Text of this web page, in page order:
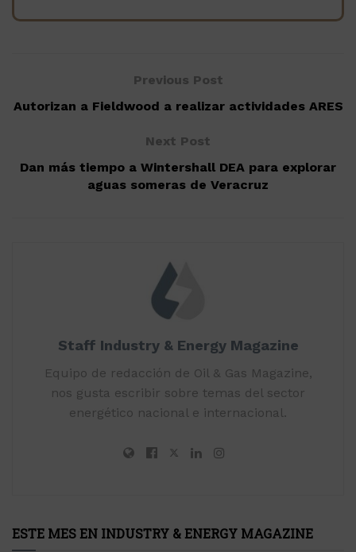
Previous Post
Autorizan a Fieldwood a realizar actividades ARES
Next Post
Dan más tiempo a Wintershall DEA para explorar
aguas someras de Veracruz
Staff Industry & Energy Magazine
Equipo de redacción de Oil & Gas Magazine,
nos gusta escribir sobre temas del sector
energético nacional e internacional.
ESTE MES EN INDUSTRY & ENERGY MAGAZINE